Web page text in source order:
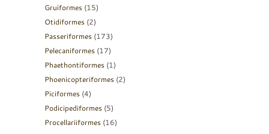
Gruiformes (15)
Otidiformes (2)
Passeriformes (173)
Pelecaniformes (17)
Phaethontiformes (1)
Phoenicopteriformes (2)
Piciformes (4)
Podicipediformes (5)
Procellariiformes (16)